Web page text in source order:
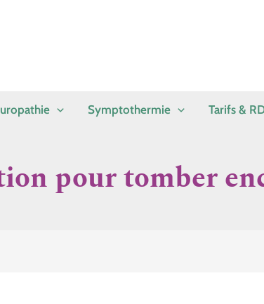
Symptothermie Tarifs &
pour tomber